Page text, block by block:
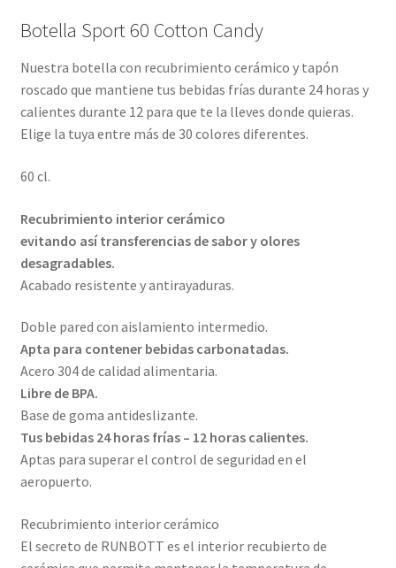
Botella Sport 60 Cotton Candy
Nuestra botella con recubrimiento cerámico y tapón
roscado que mantiene tus bebidas frías durante 24 horas y
calientes durante 12 para que te la lleves donde quieras.
Elige la tuya entre más de 30 colores diferentes.
60 cl.
Recubrimiento interior cerámico
evitando así transferencias de sabor y olores
desagradables.
Acabado resistente y antirayaduras.
Doble pared con aislamiento intermedio.
Apta para contener bebidas carbonatadas.
Acero 304 de calidad alimentaria.
Libre de BPA.
Base de goma antideslizante.
Tus bebidas 24 horas frías – 12 horas calientes.
Aptas para superar el control de seguridad en el
aeropuerto.
Recubrimiento interior cerámico
El secreto de RUNBOTT es el interior recubierto de